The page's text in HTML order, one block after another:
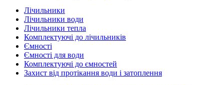
Лічильники
Лічильники води
Лічильники тепла
Комплектуючі до лічильників
Ємності
Ємності для води
Комплектуючі до ємностей
Захист від протікання води і затоплення